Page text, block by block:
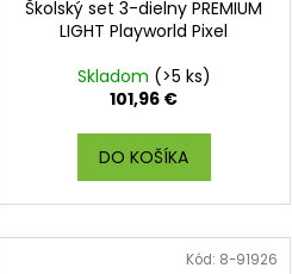
O
Školský set 3-dielny PREMIUM
LIGHT Playworld Pixel
Skladom (>5 ks)
101,96 €
DO KOŠÍKA
Kód: 8-91926